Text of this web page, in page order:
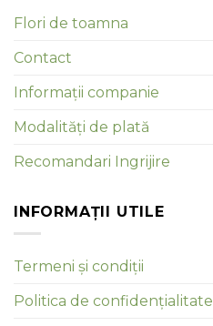
Flori de toamna
Contact
Informații companie
Modalități de plată
Recomandari Ingrijire
INFORMAȚII UTILE
Termeni și condiții
Politica de confidențialitate